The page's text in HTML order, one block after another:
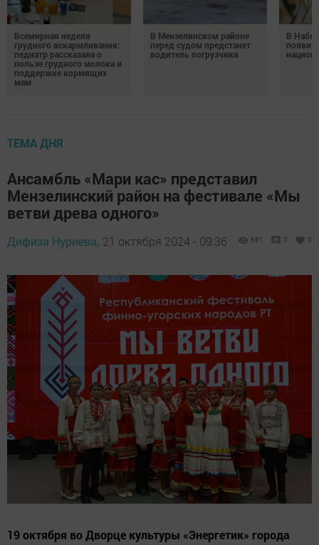
Всемирная неделя
грудного вскармливания:
педиатр рассказала о
пользе грудного молока и
поддержке кормящих
мам
В Мензелинском районе
перед судом предстанет
водитель погрузчика
В
ТЕМА ДНЯ
Ансамбль «Мари кас» представил
Мензелинский район на фестивале «Мы
ветви древа одного»
Дифиза Нуриева, 21 октября 2024 - 09:36 681 0 0
19 октября во Дворце культуры «Энергетик» города